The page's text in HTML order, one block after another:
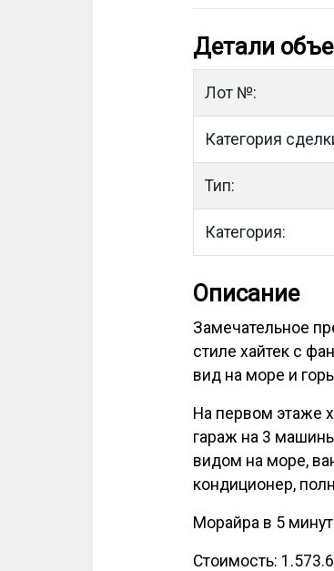
Детали
Лот №:
Категория
Тип:
Категория:
Описание
Замечательное
стиле хайтек с
вид на море и
На первом этаже
гараж на 3
видом на море,
кондиционер,
Морайра в 5
Стоимость: